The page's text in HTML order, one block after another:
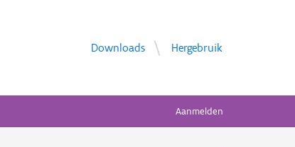
Downloads Hergebruik
Aanmelden